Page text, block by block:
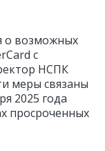
о возможных
с
НСПК
меры связаны
2025 года
просроченных